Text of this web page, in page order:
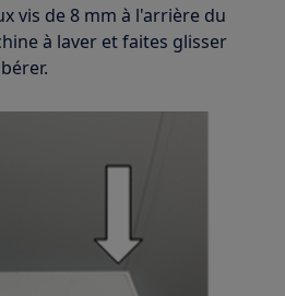
vis de 8 mm à l'arrière du
à laver et faites glisser